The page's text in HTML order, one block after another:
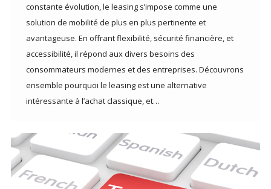
constante évolution, le leasing s’impose comme une
solution de mobilité de plus en plus pertinente et
avantageuse. En offrant flexibilité, sécurité financière, et
accessibilité, il répond aux divers besoins des
consommateurs modernes et des entreprises. Découvrons
ensemble pourquoi le leasing est une alternative
intéressante à l’achat classique, et…